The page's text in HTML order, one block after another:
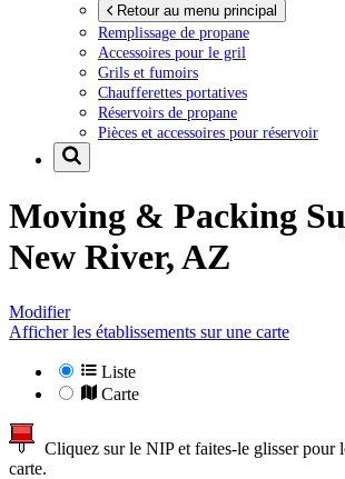
Retour au menu principal
Remplissage de propane
Accessoires pour le gril
Grils et fumoirs
Chaufferettes portatives
Réservoirs de propane
Pièces et accessoires pour réservoir
Moving & Packing
New River, AZ
Modifier
Afficher les établissements sur une carte
Liste
Carte
Cliquez sur le NIP et faites-le glisser pour
carte.